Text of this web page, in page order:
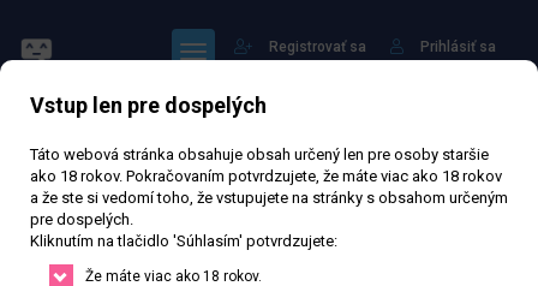
Prihlásiť sa
Registrovať sa
Moli
Vstup len pre dospelých
Táto webová stránka obsahuje obsah určený len pre osoby staršie
ako 18 rokov. Pokračovaním potvrdzujete, že máte viac ako 18 rokov
a že ste si vedomí toho, že vstupujete na stránky s obsahom určeným
pre dospelých.
Kliknutím na tlačidlo 'Súhlasím' potvrdzujete:
Že máte viac ako 18 rokov.